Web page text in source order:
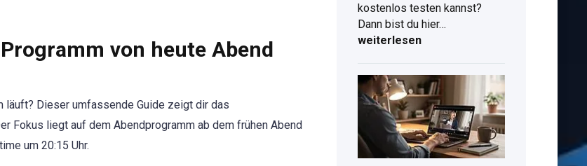
von heute Abend
läuft? Dieser umfassende Guide zeigt dir das
Fokus liegt auf dem Abendprogramm ab dem frühen Abend
um 20:15 Uhr.
kostenlos testen kannst?
Dann bist du hier…
So
du
Joyn
Plus
kostenlos
weiterlesen